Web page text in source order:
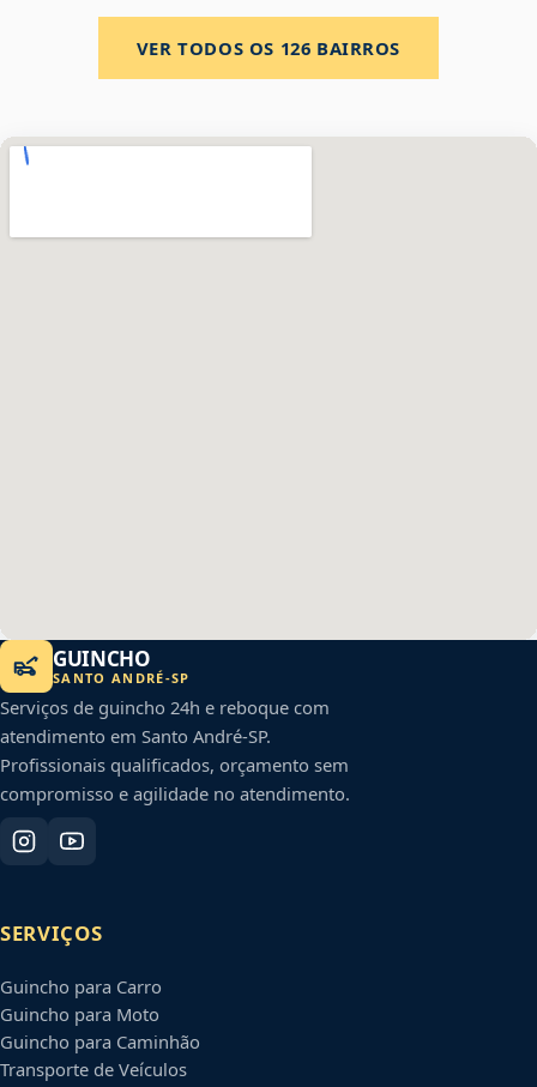
VER TODOS OS 126 BAIRROS
GUINCHO
SANTO ANDRÉ-SP
Serviços de guincho 24h e reboque com
atendimento em Santo André-SP.
Profissionais qualificados, orçamento sem
compromisso e agilidade no atendimento.
SERVIÇOS
Guincho para Carro
Guincho para Moto
Guincho para Caminhão
Transporte de Veículos